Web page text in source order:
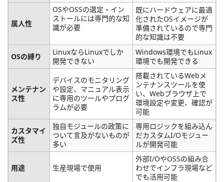
属人性
OSやOSSの選定・イン
ストールには専門的な知
識が必要
既にハードウェアに最適
化されたOSイメージが
準備されているので専門
的な知識は不要
OSの縛り
LinuxならLinuxでしか
開発できない
Windows環境でもLinux
環境でも開発できる
メンテナン
ス性
デバイスのモニタリング
や設定、マニュアル表示
に専用のツールやプログ
ラムが必要
搭載されているWebメ
ンテナンスツールを使
い、Webブラウザ上で
環境設定や変更、確認が
可能
カスタマイ
ズ性
独自モジュールの政策に
ついて言及がないものが
多い
専用ロジックを組み込ん
だカスタムI/Oモジュー
ルが開発可能
用途 生産現場で使用
外部I/OやOSSの組み合
わせでインフラ現場など
でも活用可能